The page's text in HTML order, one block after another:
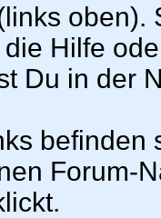
oben).
Hilfe
Du in der
befinden
Forum-